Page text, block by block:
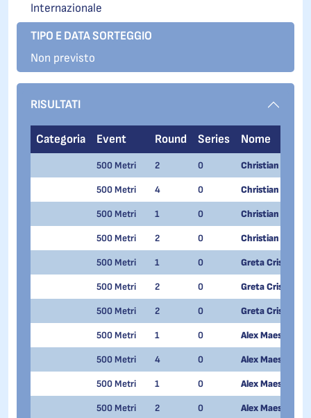
Internazionale
TIPO E DATA SORTEGGIO
Non previsto
RISULTATI
Categoria Event Round Series Nome
500 Metri 2 0 Christian
500 Metri 4 0 Christian
500 Metri 1 0 Christian
500 Metri 2 0 Christian
500 Metri 1 0 Greta Cristani
500 Metri 2 0 Greta Cristani
500 Metri 2 0 Greta Cristani
500 Metri 1 0 Alex Maestri
500 Metri 4 0 Alex Maestri
500 Metri 1 0 Alex Maestri
500 Metri 2 0 Alex Maestri